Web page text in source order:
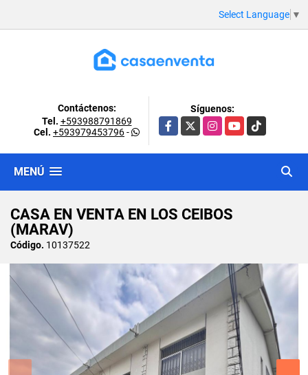
Select Language ▼
Contáctenos:
Tel. +593988791869
Cel. +593979453796-
Síguenos:
Facebook
X InstagramYouTubeTikTok
MENÚ
CASA EN VENTA EN LOS CEIBOS
(MARAV)
Código. 10137522